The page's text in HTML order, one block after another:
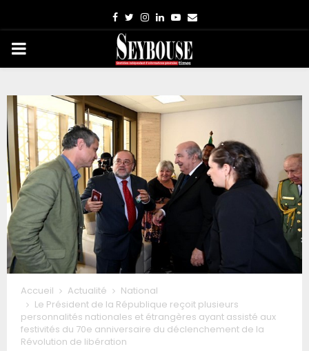
Facebook
TwitterInstagram
LinkedinYoutube
Email
PRIMARY
Accueil Actualité
National
Le Président de la République reçoit plusieurs
personnalités nationales et étrangères ayant assisté aux
festivités du 70e anniversaire du déclenchement de la
Révolution de libération